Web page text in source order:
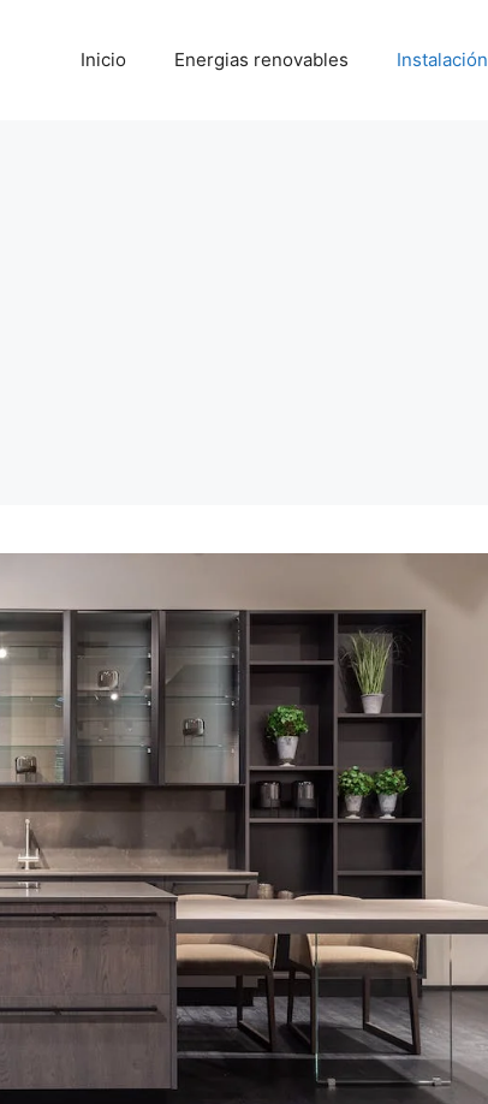
Inicio Energias renovables Instalación